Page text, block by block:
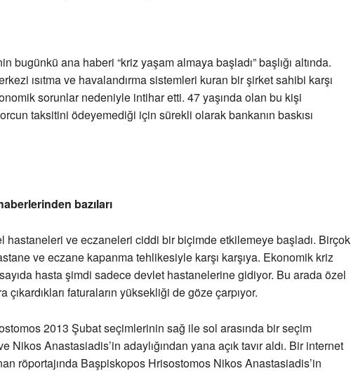
bugünkü ana haberi “kriz yaşam almaya başladı” başlığı altında.
ısıtma ve havalandırma sistemleri kuran bir şirket sahibi karşı
sorunlar nedeniyle intihar etti. 47 yaşında olan bu kişi
taksitini ödeyemediği için sürekli olarak bankanın baskısı
bazıları
hastaneleri ve eczaneleri ciddi bir biçimde etkilemeye başladı. Birçok
ve eczane kapanma tehlikesiyle karşı karşıya. Ekonomik kriz
hasta şimdi sadece devlet hastanelerine gidiyor. Bu arada özel
çıkardıkları faturaların yüksekliği de göze çarpıyor.
2013 Şubat seçimlerinin sağ ile sol arasında bir seçim
Nikos Anastasiadis’in adaylığından yana açık tavır aldı. Bir internet
röportajında Başpiskopos Hrisostomos Nikos Anastasiadis’in